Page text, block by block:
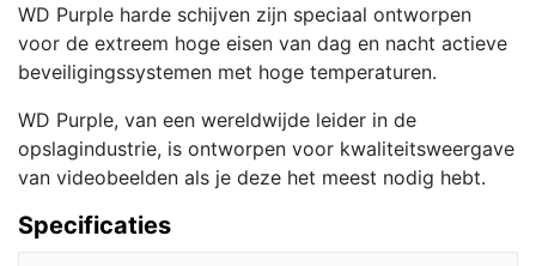
WD Purple harde schijven zijn speciaal ontworpen
voor de extreem hoge eisen van dag en nacht actieve
beveiligingssystemen met hoge temperaturen.
WD Purple, van een wereldwijde leider in de
opslagindustrie, is ontworpen voor kwaliteitsweergave
van videobeelden als je deze het meest nodig hebt.
Specificaties